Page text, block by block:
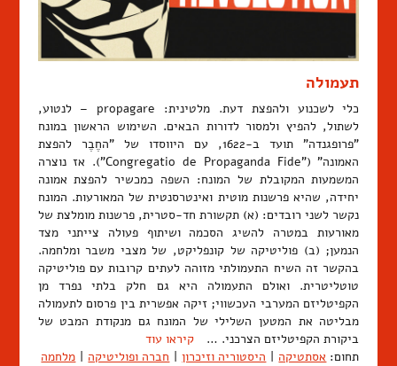
תעמולה
כלי לשכנוע ולהפצת דעת. מלטינית: propagare – לנטוע,
לשתול, להפיץ ולמסור לדורות הבאים. השימוש הראשון במונח
"פרופגנדה" תועד ב-1622, עם היווסדו של "החֶבֶר להפצת
האמונה" ("Congregatio de Propaganda Fide"). אז נוצרה
המשמעות המקובלת של המונח: השפה כמכשיר להפצת אמונה
יחידה, שהיא פרשנות מוטית ואינטרסנטית של המאורעות. המונח
נקשר לשני רובדים: (א) תקשורת חד-סטרית, פרשנות מומלצת של
מאורעות במטרה להשיג הסכמה ושיתוף פעולה צייתני מצד
הנמען; (ב) פוליטיקה של קונפליקט, של מצבי משבר ומלחמה.
בהקשר זה השיח התעמולתי מזוהה לעתים קרובות עם פוליטיקה
טוטליטרית. ואולם התעמולה היא גם חלק בלתי נפרד מן
הקפיטליזם המערבי העכשווי; זיקה אפשרית בין פרסום לתעמולה
מבליטה את המטען השלילי של המונח גם מנקודת המבט של
ביקורת הקפיטליזם הצרכני. … קיראו עוד
תחום: אסתטיקה | היסטוריה וזיכרון | חברה ופוליטיקה | מלחמה